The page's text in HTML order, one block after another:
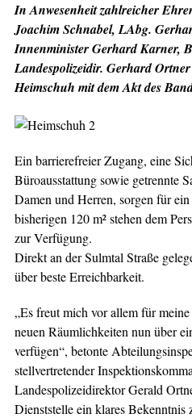
In Anwesenheit zahlreicher
Joachim Schnabel, LAbg.
Innenminister Gerhard Karner,
Landespolizeidir. Gerhard
Heimschuh mit dem Akt des
Ein barrierefreier Zugang, eine
Büroausstattung sowie getrennte
Damen und Herren, sorgen für
bisherigen 120 m² stehen dem
zur Verfügung.
Direkt an der Sulmtal Straße
über beste Erreichbarkeit.
„Es freut mich vor allem für
neuen Räumlichkeiten nun über
verfügen“, betonte
stellvertretender
Landespolizeidirektor Gerald
Dienststelle ein klares Bekenntnis